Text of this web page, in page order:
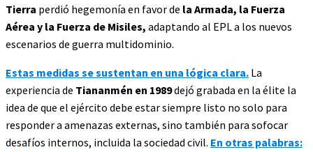
Tierra perdió hegemonía en favor de la Armada, la Fuerza
Aérea y la Fuerza de Misiles, adaptando al EPL a los nuevos
escenarios de guerra multidominio.
Estas medidas se sustentan en una lógica clara. La
experiencia de Tiananmén en 1989dejó grabada en la élite la
idea de que el ejército debe estar siempre listo no solo para
responder a amenazas externas, sino también para sofocar
desafíos internos, incluida la sociedad civil. En otras palabras: